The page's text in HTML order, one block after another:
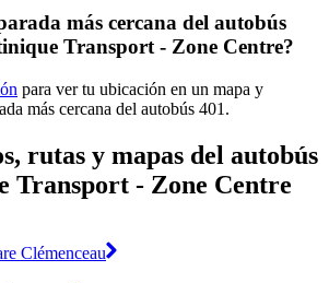
más cercana del autobús
Transport - Zone Centre?
para ver tu ubicación en un mapa y
más cercana del autobús 401.
rutas y mapas del autobús
Transport - Zone Centre
Clémenceau